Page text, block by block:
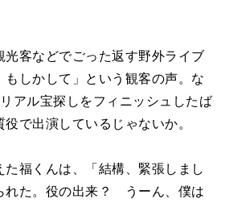
客などでごった返す野外ライブ
しかして」という観客の声。な
アル宝探しをフィニッシュしたば
で出演しているじゃないか。
福くんは、「結構、緊張しまし
れた。役の出来？ うーん、僕は